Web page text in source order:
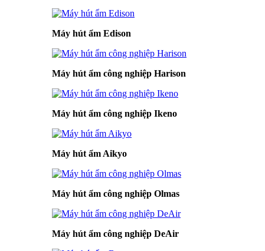
Máy hút ẩm Edison
Máy hút ẩm công nghiệp Harison
Máy hút ẩm công nghiệp Ikeno
Máy hút ẩm Aikyo
Máy hút ẩm công nghiệp Olmas
Máy hút ẩm công nghiệp DeAir